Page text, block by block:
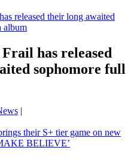
has released
sophomore full
|